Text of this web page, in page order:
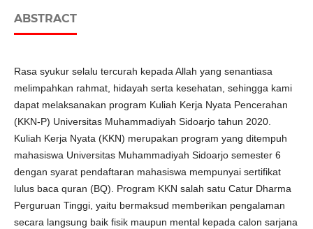
ABSTRACT
Rasa syukur selalu tercurah kepada Allah yang senantiasa
melimpahkan rahmat, hidayah serta kesehatan, sehingga kami
dapat melaksanakan program Kuliah Kerja Nyata Pencerahan
(KKN-P) Universitas Muhammadiyah Sidoarjo tahun 2020.
Kuliah Kerja Nyata (KKN) merupakan program yang ditempuh
mahasiswa Universitas Muhammadiyah Sidoarjo semester 6
dengan syarat pendaftaran mahasiswa mempunyai sertifikat
lulus baca quran (BQ). Program KKN salah satu Catur Dharma
Perguruan Tinggi, yaitu bermaksud memberikan pengalaman
secara langsung baik fisik maupun mental kepada calon sarjana